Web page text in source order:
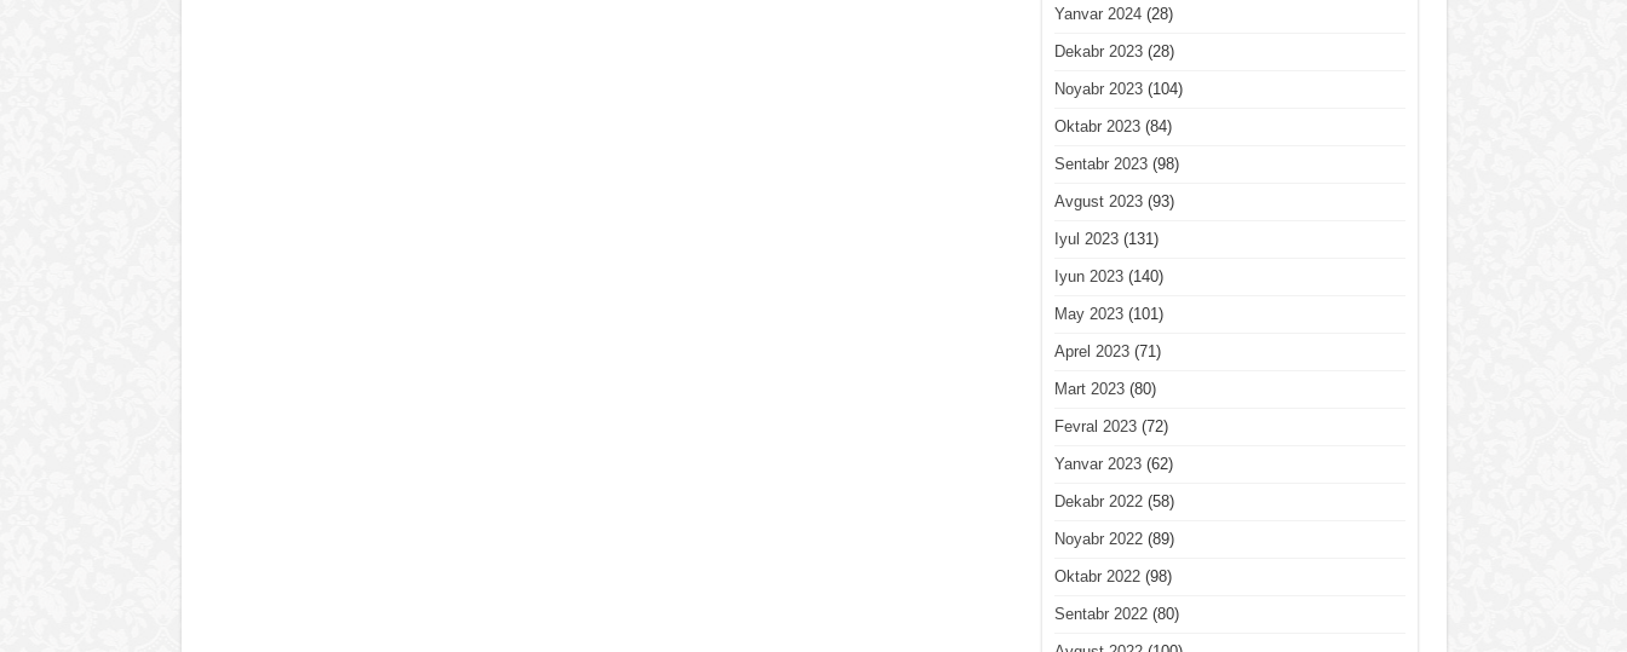
Yanvar 2024(28)
Dekabr 2023(28)
Noyabr 2023(104)
Oktabr 2023(84)
Sentabr 2023(98)
Avgust 2023(93)
Iyul 2023(131)
Iyun 2023(140)
May 2023(101)
Aprel 2023(71)
Mart 2023(80)
Fevral 2023(72)
Yanvar 2023(62)
Dekabr 2022(58)
Noyabr 2022(89)
Oktabr 2022(98)
Sentabr 2022(80)